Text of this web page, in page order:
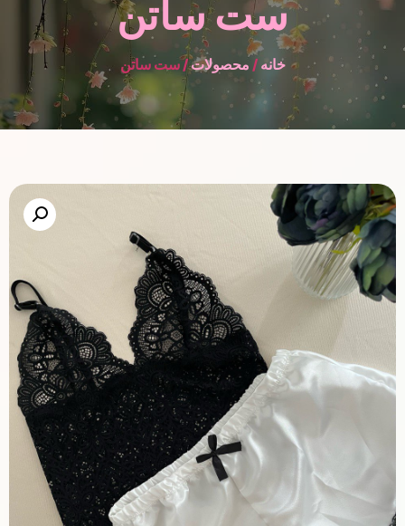
ست ساتن
خانه / محصولات/ ست ساتن